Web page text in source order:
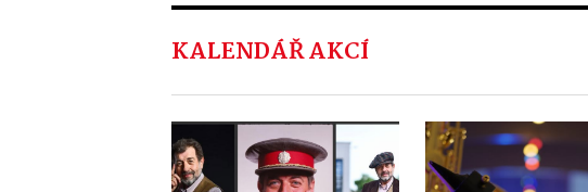
KALENDÁŘ AKCÍ